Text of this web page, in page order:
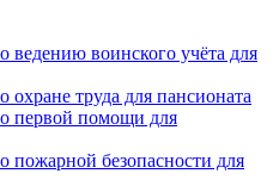
ведению воинского учёта для
охране труда для пансионата
первой помощи для
пожарной безопасности для